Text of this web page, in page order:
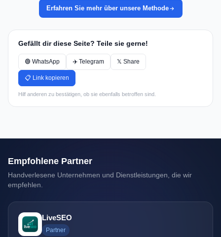
Erfahren Sie mehr über unsere Methode
Gefällt dir diese Seite? Teile sie gerne!
🟢 WhatsApp ✈️ Telegram 𝕏 Share
📋 Link kopieren
Hilf anderen zu bestätigen, ob sie ebenfalls betroffen sind.
Empfohlene Partner
Handverlesene Unternehmen und Dienstleistungen, die wir
empfehlen.
LiveSEO
Partner